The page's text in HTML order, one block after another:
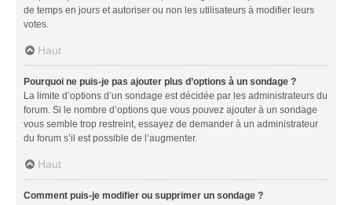
de temps en jours et autoriser ou non les utilisateurs à modifier leurs
votes.
Haut
Pourquoi ne puis-je pas ajouter plus d’options à un sondage ?
La limite d’options d’un sondage est décidée par les administrateurs du
forum. Si le nombre d’options que vous pouvez ajouter à un sondage
vous semble trop restreint, essayez de demander à un administrateur
du forum s’il est possible de l’augmenter.
Haut
Comment puis-je modifier ou supprimer un sondage ?